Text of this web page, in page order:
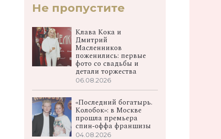
Не пропустите
Клава Кока и
Дмитрий
Масленников
поженились: первые
фото со свадьбы и
детали торжества
06.08.2026
«Последний богатырь.
Колобок»: в Москве
прошла премьера
спин‑оффа франшизы
04.08.2026